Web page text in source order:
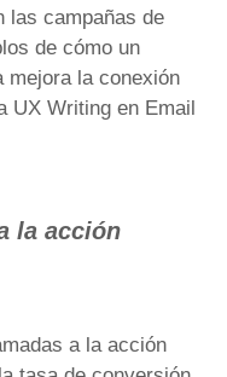
las campañas de
de cómo un
mejora la conexión
UX Writing en Email
la acción
a la acción